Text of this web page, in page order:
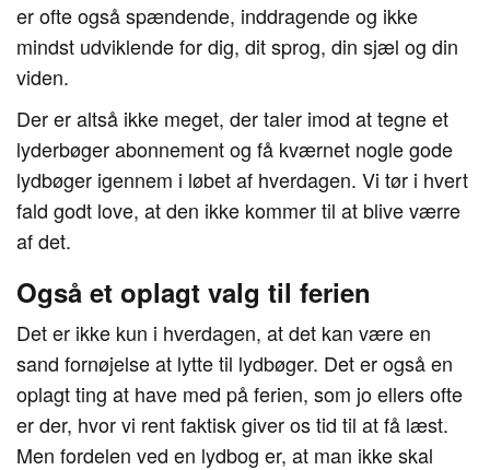
er ofte også spændende, inddragende og ikke
mindst udviklende for dig, dit sprog, din sjæl og din
viden.
Der er altså ikke meget, der taler imod at tegne et
lyderbøger abonnement og få kværnet nogle gode
lydbøger igennem i løbet af hverdagen. Vi tør i hvert
fald godt love, at den ikke kommer til at blive værre
af det.
Også et oplagt valg til ferien
Det er ikke kun i hverdagen, at det kan være en
sand fornøjelse at lytte til lydbøger. Det er også en
oplagt ting at have med på ferien, som jo ellers ofte
er der, hvor vi rent faktisk giver os tid til at få læst.
Men fordelen ved en lydbog er, at man ikke skal